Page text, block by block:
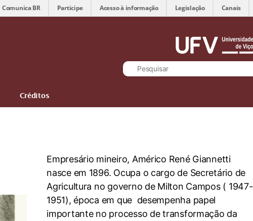
Comunica BR Participe Acesso à informação Legislação Canais
Créditos
Empresário mineiro, Américo René Giannetti
nasce em 1896. Ocupa o cargo de Secretário de
Agricultura no governo de Milton Campos ( 1947-
1951), época em que desempenha papel
importante no processo de transformação da